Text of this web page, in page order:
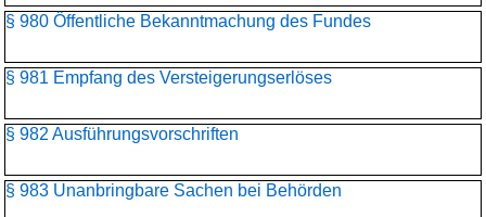
§ 980 Öffentliche Bekanntmachung des Fundes
§ 981 Empfang des Versteigerungserlöses
§ 982 Ausführungsvorschriften
§ 983 Unanbringbare Sachen bei Behörden